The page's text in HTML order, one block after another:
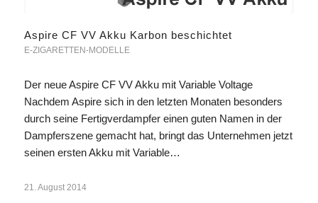
Aspire CF VV Akku Karbon beschichtet
E-ZIGARETTEN-MODELLE
Der neue Aspire CF VV Akku mit Variable Voltage
Nachdem Aspire sich in den letzten Monaten besonders
durch seine Fertigverdampfer einen guten Namen in der
Dampferszene gemacht hat, bringt das Unternehmen jetzt
seinen ersten Akku mit Variable…
21. August 2014